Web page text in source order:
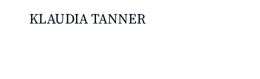
KLAUDIA TANNER